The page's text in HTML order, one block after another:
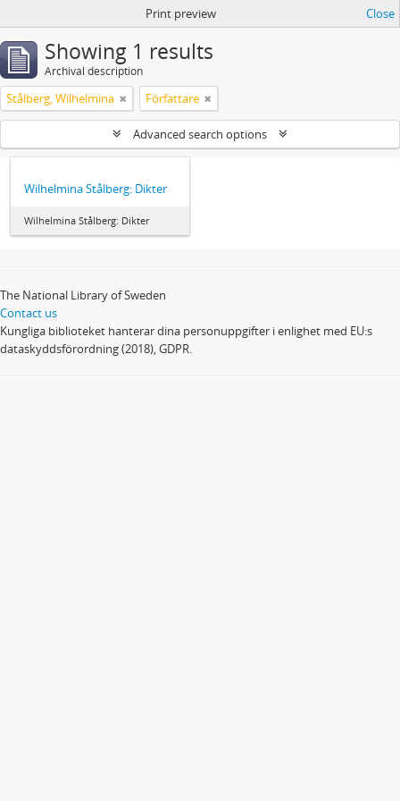
Print preview Close
Showing 1 results
Archival description
Stålberg, Wilhelmina Författare
Advanced search options
Wilhelmina Stålberg: Dikter
Wilhelmina Stålberg: Dikter
The National Library of Sweden
Contact us
Kungliga biblioteket hanterar dina personuppgifter i enlighet med EU:s
dataskyddsförordning (2018), GDPR.